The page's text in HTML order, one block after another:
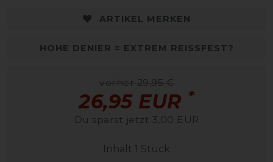
ARTIKEL MERKEN
HOHE DENIER = EXTREM REISSFEST?
vorher 29,95 €
26,95 EUR *
Du sparst jetzt 3,00 EUR
Inhalt 1 Stück